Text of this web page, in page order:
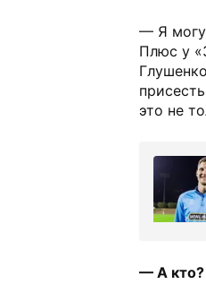
— Я могу
Плюс у
это не
— А кто?